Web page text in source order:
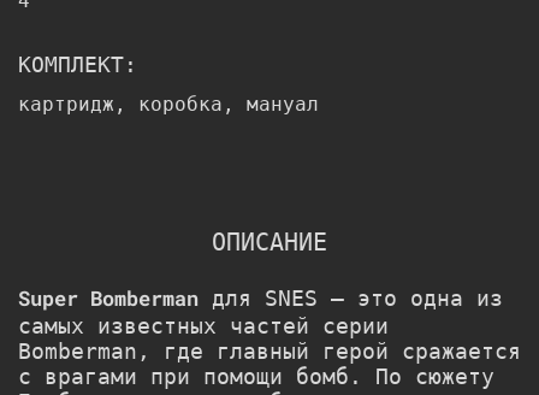
КОМПЛЕКТ:
картридж, коробка, мануал
ОПИСАНИЕ
Super Bomberman для SNES — это одна из
самых известных частей серии
Bomberman , где главный герой сражается
с врагами при помощи бомб. По сюжету